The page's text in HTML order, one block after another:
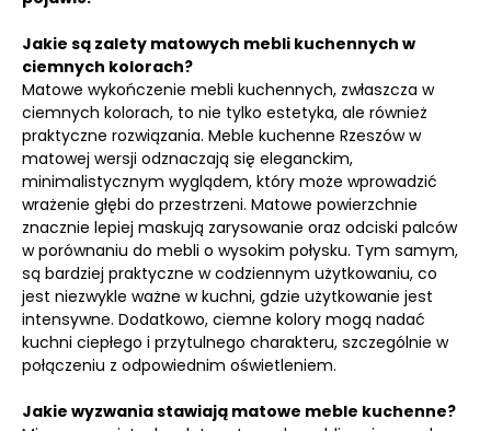
Jakie są zalety matowych mebli kuchennych w
ciemnych kolorach?
Matowe wykończenie mebli kuchennych, zwłaszcza w
ciemnych kolorach, to nie tylko estetyka, ale również
praktyczne rozwiązania. Meble kuchenne Rzeszów w
matowej wersji odznaczają się eleganckim,
minimalistycznym wyglądem, który może wprowadzić
wrażenie głębi do przestrzeni. Matowe powierzchnie
znacznie lepiej maskują zarysowanie oraz odciski palców
w porównaniu do mebli o wysokim połysku. Tym samym,
są bardziej praktyczne w codziennym użytkowaniu, co
jest niezwykle ważne w kuchni, gdzie użytkowanie jest
intensywne. Dodatkowo, ciemne kolory mogą nadać
kuchni ciepłego i przytulnego charakteru, szczególnie w
połączeniu z odpowiednim oświetleniem.
Jakie wyzwania stawiają matowe meble kuchenne?